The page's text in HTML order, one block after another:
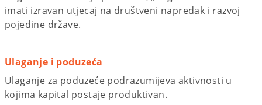
imati izravan utjecaj na društveni napredak i razvoj
pojedine države.
Ulaganje i poduzeća
Ulaganje za poduzeće podrazumijeva aktivnosti u
kojima kapital postaje produktivan.